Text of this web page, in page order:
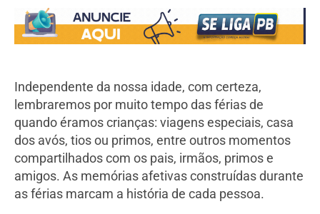
Independente da nossa idade, com certeza,
lembraremos por muito tempo das férias de
quando éramos crianças: viagens especiais, casa
dos avós, tios ou primos, entre outros momentos
compartilhados com os pais, irmãos, primos e
amigos. As memórias afetivas construídas durante
as férias marcam a história de cada pessoa.